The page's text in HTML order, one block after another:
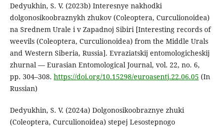
Dedyukhin, S. V. (2023b) Interesnye nakhodki
dolgonosikoobraznykh zhukov (Coleoptera, Curculionoidea)
na Srednem Urale i v Zapadnoj Sibiri [Interesting records of
weevils (Coleoptera, Curculionoidea) from the Middle Urals
and Western Siberia, Russia]. Evraziatskij entomologicheskij
zhurnal — Eurasian Entomological Journal, vol. 22, no. 6,
pp. 304–308. https://doi.org/10.15298/euroasentj.22.06.05 (In
Russian)
Dedyukhin, S. V. (2024a) Dolgonosikoobraznye zhuki
(Coleoptera, Curculionoidea) stepej Lesostepnogo